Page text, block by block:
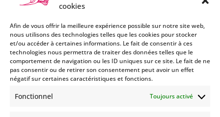
cookies
Afin de vous offrir la meilleure expérience possible sur notre site web,
nous utilisons des technologies telles que les cookies pour stocker
et/ou accéder à certaines informations. Le fait de consentir à ces
technologies nous permettra de traiter des données telles que le
comportement de navigation ou les ID uniques sur ce site. Le fait de ne
pas consentir ou de retirer son consentement peut avoir un effet
négatif sur certaines caractéristiques et fonctions.
Fonctionnel Toujours activé
Si vous souhaitez être informés
des nouveautés et évènements
que nous organisons
abonnez-vous à notre